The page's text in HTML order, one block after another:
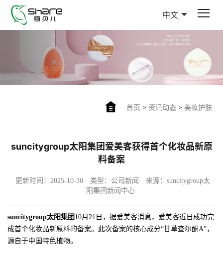
中文
首页 > 资讯动态> 美妆护肤
suncitygroup太阳集团爱美客获得首个化妆品新原
料备案
更新时间：2025-10-30 类型：公司新闻
来源：suncitygroup太
阳集团新闻中心
suncitygroup太阳集团 10月21日，据爱美客消息，爱美客近日成功完
成首个化妆品新原料的备案。此次备案的核心成分“甘草查尔酮A”，
源自于中国特色植物。